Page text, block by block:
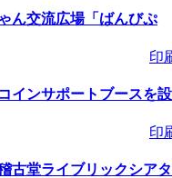
ん交流広場「ばんびぷ
印
インサポートブースを設
印
古堂ライブリックシアタ